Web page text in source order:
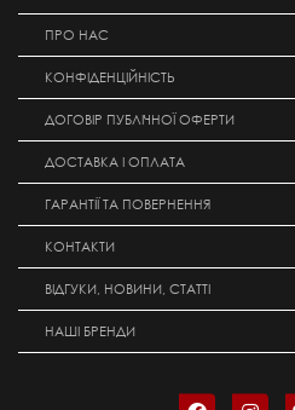
ПРО НАС
КОНФІДЕНЦІЙНІСТЬ
ДОГОВІР ПУБЛІЧНОЇ ОФЕРТИ
ДОСТАВКА І ОПЛАТА
ГАРАНТІЇ ТА ПОВЕРНЕННЯ
КОНТАКТИ
ВІДГУКИ, НОВИНИ, СТАТТІ
НАШІ БРЕНДИ